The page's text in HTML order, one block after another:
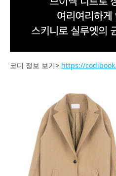
코디 정보 보기> https://